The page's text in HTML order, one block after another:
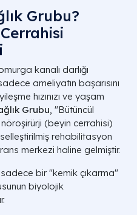
ve Endoskopik
ve Odaklı
Düşük
90 Dakika 90 - 150
Grubu?
kanalı darlığı
ameliyatın başarısını
hızınızı ve yaşam
Grubu , "Bütüncül
(beyin cerrahisi)
rehabilitasyon
merkezi haline gelmiştir.
bir "kemik çıkarma"
biyolojik